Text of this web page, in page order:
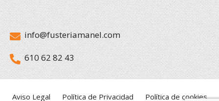
info@fusteriamanel.com
610 62 82 43
Aviso Legal Política de Privacidad Política de cookies